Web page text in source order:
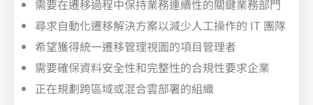
需要在遷移過程中保持業務連續性的關鍵業務部門
尋求自動化遷移解決方案以減少人工操作的 IT 團隊
希望獲得統一遷移管理視圖的項目管理者
需要確保資料安全性和完整性的合規性要求企業
正在規劃跨區域或混合雲部署的組織